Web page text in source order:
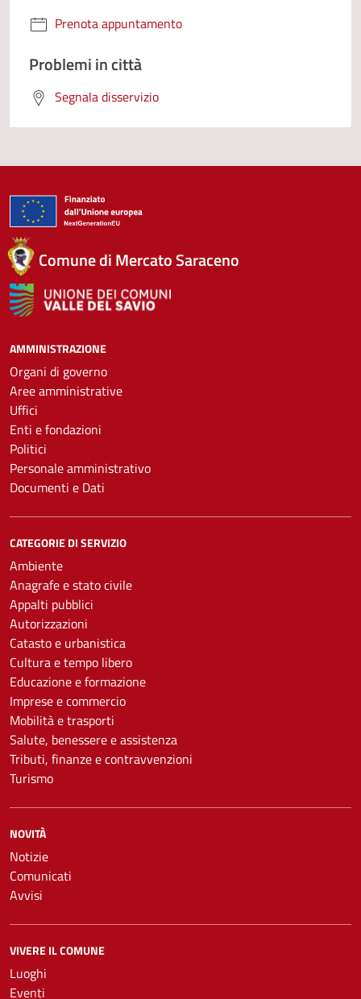
Prenota appuntamento
Problemi in città
Segnala disservizio
Comune di Mercato Saraceno
AMMINISTRAZIONE
Organi di governo
Aree amministrative
Uffici
Enti e fondazioni
Politici
Personale amministrativo
Documenti e Dati
CATEGORIE DI SERVIZIO
Ambiente
Anagrafe e stato civile
Appalti pubblici
Autorizzazioni
Catasto e urbanistica
Cultura e tempo libero
Educazione e formazione
Imprese e commercio
Mobilità e trasporti
Salute, benessere e assistenza
Tributi, finanze e contravvenzioni
Turismo
NOVITÀ
Notizie
Comunicati
Avvisi
VIVERE IL COMUNE
Luoghi
Eventi